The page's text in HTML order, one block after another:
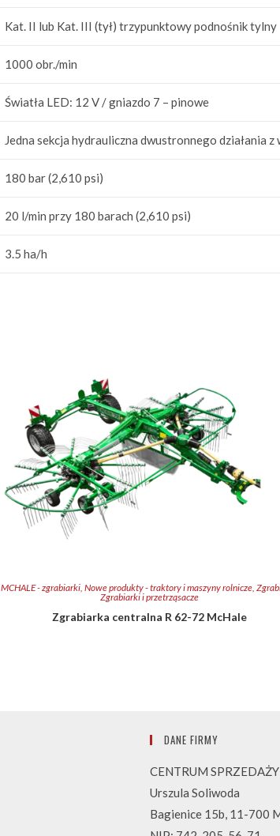
Kat. II lub Kat. III (tył) trzypunktowy podnośnik tylny
1000 obr./min
Światła LED: 12 V / gniazdo 7 – pinowe
Jedna sekcja hydrauliczna dwustronnego działania z
180 bar (2,610 psi)
20 l/min przy 180 barach (2,610 psi)
3.5 ha/h
MCHALE - zgrabiarki, Nowe produkty - traktory i maszyny rolnicze,
Zgrabiarki i przetrząsacze
Zgrabiarka centralna R 62-72 McHale
DANE FIRMY
CENTRUM
Urszula Soliwoda
Bagienice 15b, 11-700